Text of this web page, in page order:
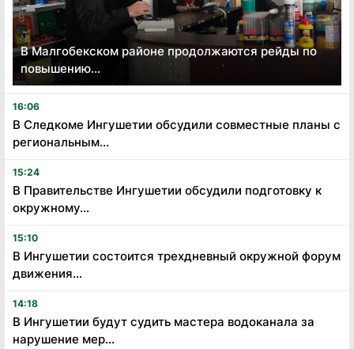
В Малгобекском районе продолжаются рейды по
повышению...
16:06
В Следкоме Ингушетии обсудили совместные планы с
региональным...
15:24
В Правительстве Ингушетии обсудили подготовку к
окружному...
15:10
В Ингушетии состоится трехдневный окружной форум
движения...
14:18
В Ингушетии будут судить мастера водоканала за
нарушение мер...